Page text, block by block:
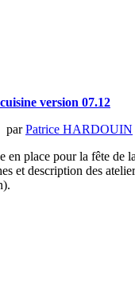
version 07.12
parPatrice HARDOUIN
en place pour la fête de
et description des